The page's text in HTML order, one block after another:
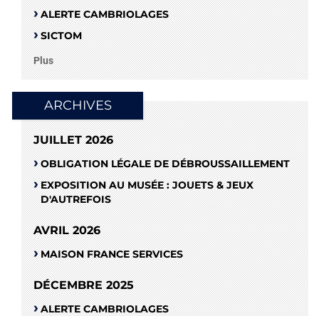
ALERTE CAMBRIOLAGES
SICTOM
Plus
ARCHIVES
JUILLET 2026
OBLIGATION LÉGALE DE DÉBROUSSAILLEMENT
EXPOSITION AU MUSÉE : JOUETS & JEUX
D'AUTREFOIS
AVRIL 2026
MAISON FRANCE SERVICES
DÉCEMBRE 2025
ALERTE CAMBRIOLAGES